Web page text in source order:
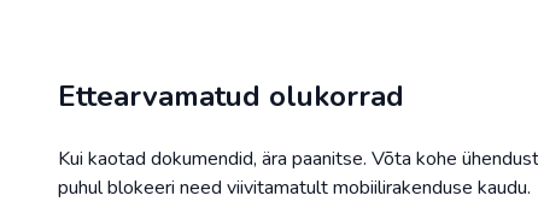
Ettearvamatud olukorrad
Kui kaotad dokumendid, ära paanitse. Võta kohe
puhul blokeeri need viivitamatult mobiilirakenduse kaudu.